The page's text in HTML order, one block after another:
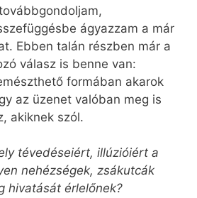
ágyazzam a már
Ebben talán részben már a
válasz is benne van:
formában akarok
az üzenet valóban meg is
akiknek szól.
tévedéseiért, illúziói­ért a
nehézségek, zsákutcák
hivatását érlelőnek?